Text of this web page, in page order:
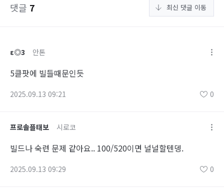
댓글 7 최신 댓글 이동
ε◎3 안톤
5클팟에 빌들때문인듯
2025.09.13 09:21 0
프로솔플태보 시로코
빌드나 숙련 문제 같아요.. 100/520이면 널널할텐뎅.
2025.09.13 09:29 0